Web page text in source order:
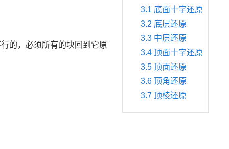
3.1 底面十字还原
3.2 底层还原
3.3 中层还原
3.4 顶面十字还原
3.5 顶面还原
3.6 顶角还原
3.7 顶棱还原
的，必须所有的块回到它原